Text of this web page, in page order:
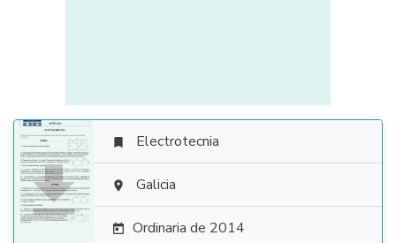

 Electrotecnia
 Galicia
 Ordinaria de 2014